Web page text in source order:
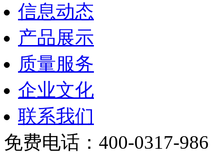
信息动态
产品展示
质量服务
企业文化
联系我们
免费电话：400-0317-